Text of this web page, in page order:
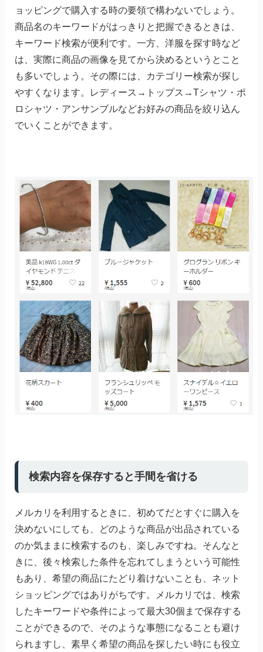
ョッピングで購入する時の要領で構わないでしょう。
商品名のキーワードがはっきりと把握できるときは、
キーワード検索が便利です。一方、洋服を探す時など
は、実際に商品の画像を見てから決めるというとこと
も多いでしょう。その際には、カテゴリー検索が探し
やすくなります。レディース→トップス→Tシャツ・ポ
ロシャツ・アンサンブルなどお好みの商品を絞り込ん
でいくことができます。
検索内容を保存すると手間を省ける
メルカリを利用するときに、初めてだとすぐに購入を
決めないにしても、どのような商品が出品されている
のか気ままに検索するのも、楽しみですね。そんなと
きに、後々検索した条件を忘れてしまうという可能性
もあり、希望の商品にたどり着けないことも、ネット
ショッピングではありがちです。メルカリでは、検索
したキーワードや条件によって最大30個まで保存する
ことができるので、そのような事態になることも避け
られますし、素早く希望の商品を探したい時にも役立